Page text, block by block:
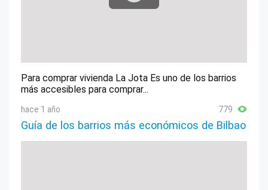
Para comprar vivienda La Jota Es uno de los barrios
más accesibles para comprar...
hace 1 año 779
Guía de los barrios más económicos de Bilbao